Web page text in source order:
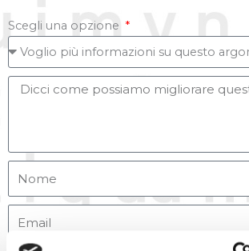
Scegli una opzione